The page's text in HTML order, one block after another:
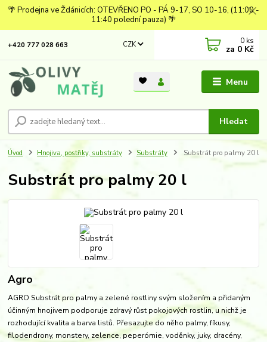
🌴 Prodejna ve Ždánicích: OTEVŘENO PO - PÁ 9-17, SO 10-16, (11:00 -
11:40 polední pauza) 🌴
Menu
CZK
Hledat
+420 777 028 663 0 ks
za 0 Kč
Úvod Hnojiva, postřiky, substráty Substráty Substrát pro palmy 20 l
Substrát pro palmy 20 l
Agro
AGRO Substrát pro palmy a zelené rostliny svým složením a přidaným
účinným hnojivem podporuje zdravý růst pokojových rostlin, u nichž je
rozhodující kvalita a barva listů. Přesazujte do něho palmy, fíkusy,
filodendrony, monstery, zelence, peperómie, voděnky, juky, dracény,